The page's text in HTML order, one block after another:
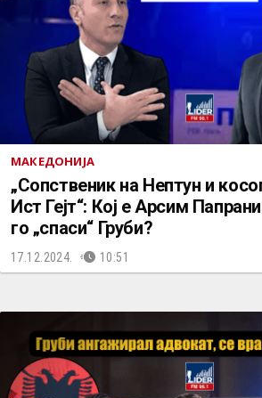
МАКЕДОНИЈА
„Сопственик на Нептун и
Ист Гејт“: Кој е Арсим
го „спаси“ Груби?
17.12.2024. 10:51